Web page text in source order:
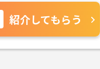
紹介してもらう